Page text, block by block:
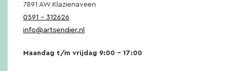
7891 AW Klazienaveen
0591 – 312626
info@artsendier.nl
Maandag t/m vrijdag 9:00 – 17:00